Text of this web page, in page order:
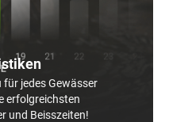
für jedes Gewässer
erfolgreichsten
und Beisszeiten!